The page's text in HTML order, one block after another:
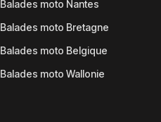
Balades moto Nantes
Balades moto Bretagne
Balades moto Belgique
Balades moto Wallonie